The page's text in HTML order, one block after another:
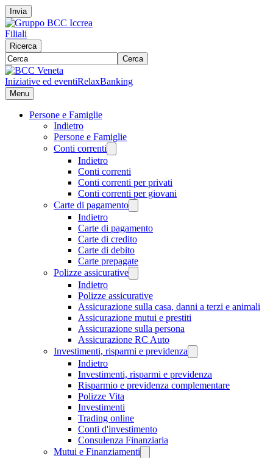
Invia
Filiali
Ricerca
Cerca
Iniziative ed eventiRelaxBanking
Menu
Persone e Famiglie
Indietro
Persone e Famiglie
Conti correnti
Indietro
Conti correnti
Conti correnti per privati
Conti correnti per giovani
Carte di pagamento
Indietro
Carte di pagamento
Carte di credito
Carte di debito
Carte prepagate
Polizze assicurative
Indietro
Polizze assicurative
Assicurazione sulla casa, danni a terzi e animali
Assicurazione mutui e prestiti
Assicurazione sulla persona
Assicurazione RC Auto
Investimenti, risparmi e previdenza
Indietro
Investimenti, risparmi e previdenza
Risparmio e previdenza complementare
Polizze Vita
Investimenti
Trading online
Conti d'investimento
Consulenza Finanziaria
Mutui e Finanziamenti